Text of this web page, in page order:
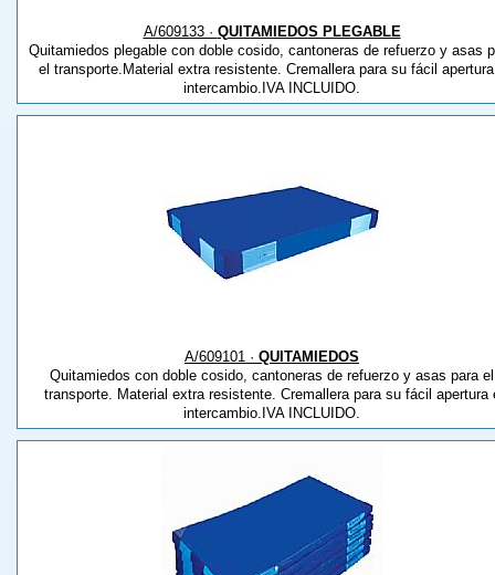
A/609133 · QUITAMIEDOS PLEGABLE
Quitamiedos plegable con doble cosido, cantoneras de refuerzo y asas
el transporte.Material extra resistente. Cremallera para su fácil
intercambio.IVA INCLUIDO.
A/609101 · QUITAMIEDOS
Quitamiedos con doble cosido, cantoneras de refuerzo y asas para el
transporte. Material extra resistente. Cremallera para su fácil apertura
intercambio.IVA INCLUIDO.